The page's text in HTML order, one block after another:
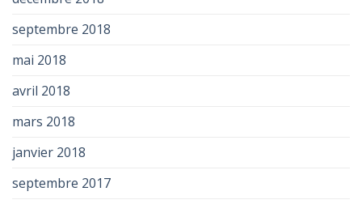
septembre 2018
mai 2018
avril 2018
mars 2018
janvier 2018
septembre 2017